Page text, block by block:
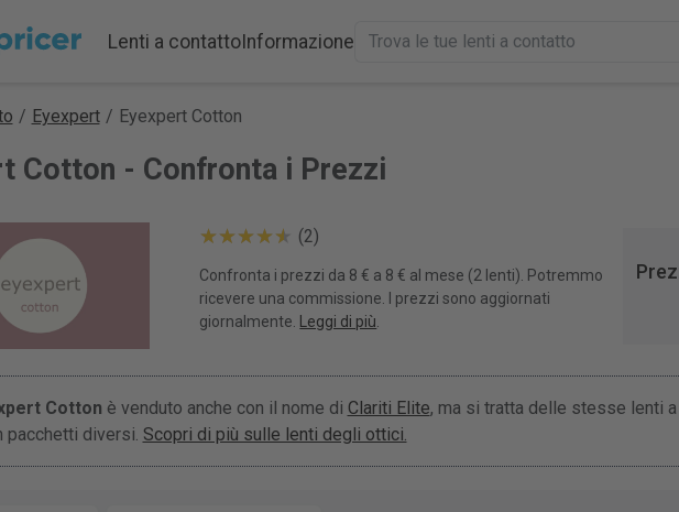
Lenti a contattoInformazione
/ Eyexpert / Eyexpert Cotton
Cotton - Confronta i Prezzi
(2)
Confronta i prezzi da 8 € a 8 € al mese (2 lenti). Potremmo
ricevere una commissione. I prezzi sono aggiornati
giornalmente. Leggi di più
Cotton è venduto anche con il nome di Clariti Elite, ma si tratta delle stesse lenti a
pacchetti diversi. Scopri di più sulle lenti degli ottici.